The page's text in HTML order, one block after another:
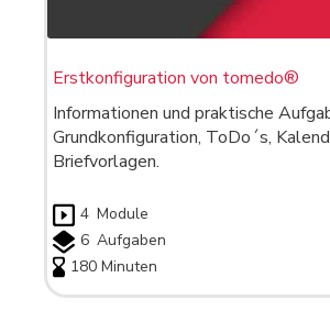
Erstkonfiguration von tomedo®
Informationen und praktische
Grundkonfiguration, ToDo´s,
Briefvorlagen.
4 Module
6 Aufgaben
180 Minuten